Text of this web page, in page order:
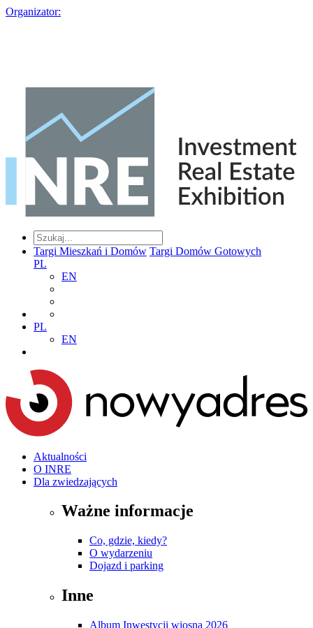
Organizator:
Targi Mieszkań i Domów Targi Domów Gotowych
PL
EN
PL
EN
Aktualności
O INRE
Dla zwiedzających
Ważne informacje
Co, gdzie, kiedy?
O wydarzeniu
Dojazd i parking
Inne
Album Inwestycji wiosna 2026